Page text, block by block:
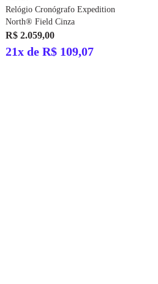
Relógio Cronógrafo Expedition
North® Field Cinza
R$ 2.059,00
21x de R$ 109,07